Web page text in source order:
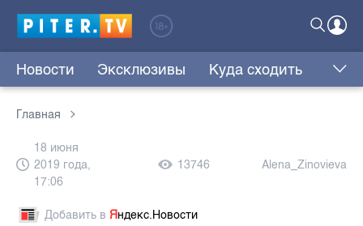
Новости Эксклюзивы Куда сходить
Главная
18 июня
2019 года,
17:06
13746 Alena_Zinovieva
Добавить в Яндекс.Новости